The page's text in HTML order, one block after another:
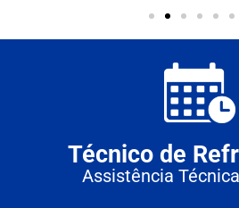
Técnico de
Assistência